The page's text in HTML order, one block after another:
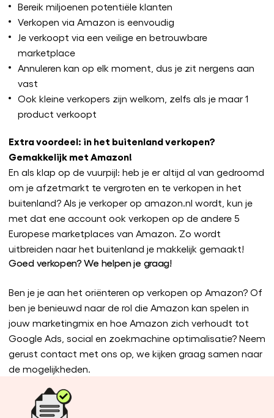
Bereik miljoenen potentiële klanten
Verkopen via Amazon is eenvoudig
Je verkoopt via een veilige en betrouwbare
marketplace
Annuleren kan op elk moment, dus je zit nergens aan
vast
Ook kleine verkopers zijn welkom, zelfs als je maar 1
product verkoopt
Extra voordeel: in het buitenland verkopen?
Gemakkelijk met Amazon!
En als klap op de vuurpijl: heb je er altijd al van gedroomd
om je afzetmarkt te vergroten en te verkopen in het
buitenland? Als je verkoper op amazon.nl wordt, kun je
met dat ene account ook verkopen op de andere 5
Europese marketplaces van Amazon. Zo wordt
uitbreiden naar het buitenland je makkelijk gemaakt!
Goed verkopen? We helpen je graag!
Ben je je aan het oriënteren op verkopen op Amazon? Of
ben je benieuwd naar de rol die Amazon kan spelen in
jouw marketingmix en hoe Amazon zich verhoudt tot
Google Ads, social en zoekmachine optimalisatie? Neem
gerust contact met ons op, we kijken graag samen naar
de mogelijkheden.